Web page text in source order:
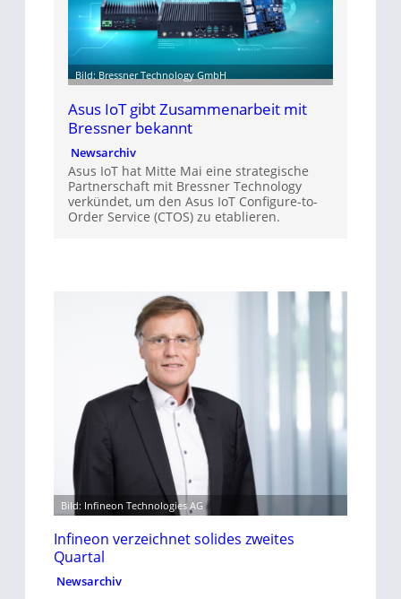
Bild: Bressner Technology GmbH
Asus IoT gibt Zusammenarbeit mit
Bressner bekannt
Newsarchiv
Asus IoT hat Mitte Mai eine strategische
Partnerschaft mit Bressner Technology
verkündet, um den Asus IoT Configure-to-
Order Service (CTOS) zu etablieren.
Bild: Infineon Technologies AG
Infineon verzeichnet solides zweites
Quartal
Newsarchiv